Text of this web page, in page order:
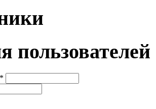
пользователей
*